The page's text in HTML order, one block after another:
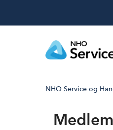
NHO Service og